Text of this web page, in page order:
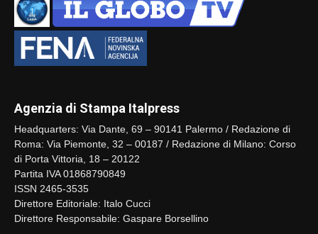
Agenzia di Stampa Italpress
Headquarters: Via Dante, 69 – 90141 Palermo / Redazione di
Roma: Via Piemonte, 32 – 00187 / Redazione di Milano: Corso
di Porta Vittoria, 18 – 20122
Partita IVA 01868790849
ISSN 2465-3535
Direttore Editoriale: Italo Cucci
Direttore Responsabile: Gaspare Borsellino